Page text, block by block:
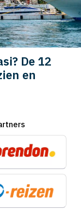
De 12
en